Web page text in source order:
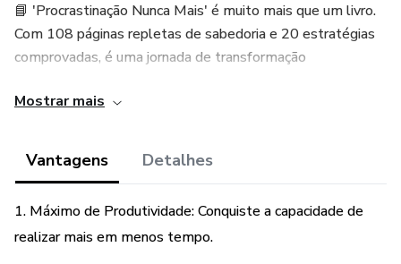
📘 'Procrastinação Nunca Mais' é muito mais que um livro.
Com 108 páginas repletas de sabedoria e 20 estratégias
comprovadas, é uma jornada de transformação
Não é hora de permitir que a procrastinação atrapalhe seus
O que este livro de 108 páginas oferece?
✅ Técnicas Poderosas: Diga adeus à procrastinação! Aqui,
você encontrará estratégias práticas que irão ajudá-lo a
Mostrar mais
Vantagens Detalhes
1. Máximo de Produtividade: Conquiste a capacidade de
realizar mais em menos tempo.